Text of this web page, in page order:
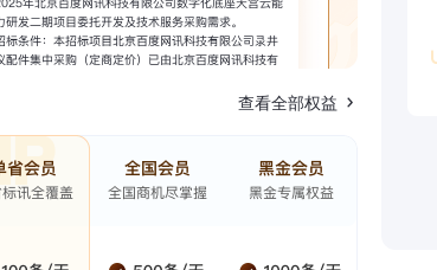
查看全部权益